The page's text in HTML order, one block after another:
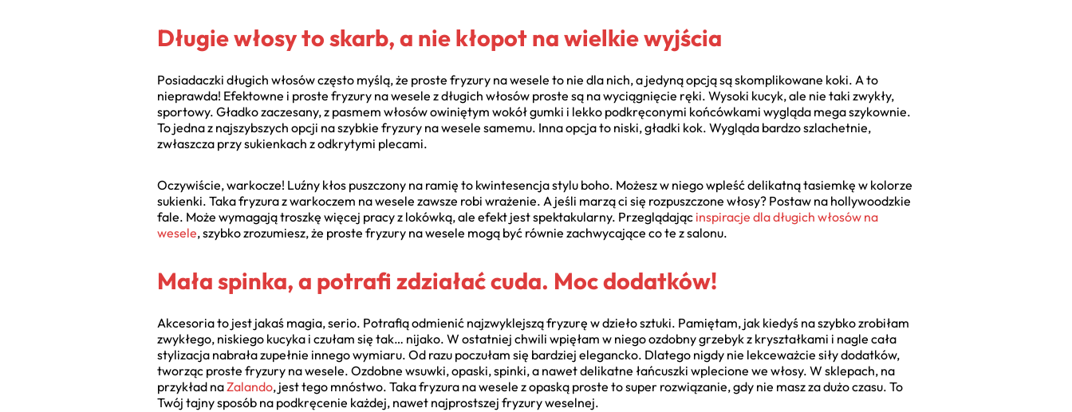
Długie włosy to skarb, a nie kłopot na wielkie wyjścia
Posiadaczki długich włosów często myślą, że proste fryzury na wesele to nie dla nich, a jedyną opcją są skomplikowane koki. A to
nieprawda! Efektowne i proste fryzury na wesele z długich włosów proste są na wyciągnięcie ręki. Wysoki kucyk, ale nie taki zwykły,
sportowy. Gładko zaczesany, z pasmem włosów owiniętym wokół gumki i lekko podkręconymi końcówkami wygląda mega szykownie.
To jedna z najszybszych opcji na szybkie fryzury na wesele samemu. Inna opcja to niski, gładki kok. Wygląda bardzo szlachetnie,
zwłaszcza przy sukienkach z odkrytymi plecami.
Oczywiście, warkocze! Luźny kłos puszczony na ramię to kwintesencja stylu boho. Możesz w niego wpleść delikatną tasiemkę w kolorze
sukienki. Taka fryzura z warkoczem na wesele zawsze robi wrażenie. A jeśli marzą ci się rozpuszczone włosy? Postaw na hollywoodzkie
fale. Może wymagają troszkę więcej pracy z lokówką, ale efekt jest spektakularny. Przeglądając inspiracje dla długich włosów na
wesele, szybko zrozumiesz, że proste fryzury na wesele mogą być równie zachwycające co te z salonu.
Mała spinka, a potrafi zdziałać cuda. Moc dodatków!
Akcesoria to jest jakaś magia, serio. Potrafią odmienić najzwyklejszą fryzurę w dzieło sztuki. Pamiętam, jak kiedyś na szybko zrobiłam
zwykłego, niskiego kucyka i czułam się tak… nijako. W ostatniej chwili wpięłam w niego ozdobny grzebyk z kryształkami i nagle cała
stylizacja nabrała zupełnie innego wymiaru. Od razu poczułam się bardziej elegancko. Dlatego nigdy nie lekceważcie siły dodatków,
tworząc proste fryzury na wesele. Ozdobne wsuwki, opaski, spinki, a nawet delikatne łańcuszki wplecione we włosy. W sklepach, na
przykład naZalando, jest tego mnóstwo. Taka fryzura na wesele z opaską proste to super rozwiązanie, gdy nie masz za dużo czasu. To
Twój tajny sposób na podkręcenie każdej, nawet najprostszej fryzury weselnej.